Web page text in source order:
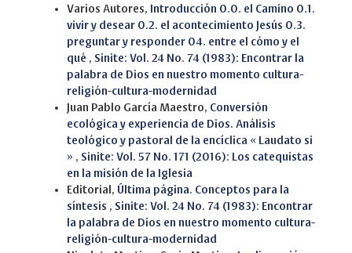
Varios Autores, Introducción 0.0. el Camino 0.1.
vivir y desear 0.2. el acontecimiento Jesús 0.3.
preguntar y responder 04. entre el cómo y el
qué , Sinite: Vol. 24 No. 74 (1983): Encontrar la
palabra de Dios en nuestro momento cultura-
religión-cultura-modernidad
Juan Pablo García Maestro, Conversión
ecológica y experiencia de Dios. Análisis
teológico y pastoral de la encíclica « Laudato si
» , Sinite: Vol. 57 No. 171 (2016): Los catequistas
en la misión de la Iglesia
Editorial, Última página. Conceptos para la
síntesis , Sinite: Vol. 24 No. 74 (1983): Encontrar
la palabra de Dios en nuestro momento cultura-
religión-cultura-modernidad